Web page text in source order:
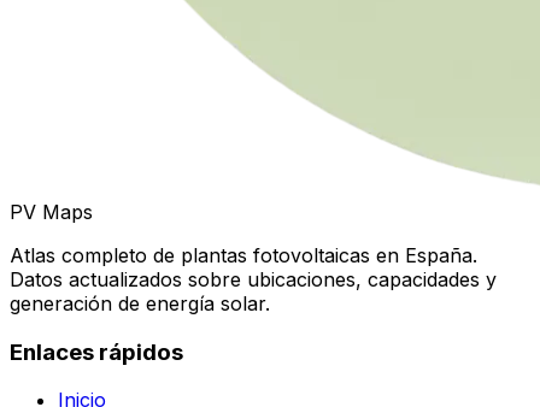
PV Maps
Atlas completo de plantas fotovoltaicas en España.
Datos actualizados sobre ubicaciones, capacidades y
generación de energía solar.
Enlaces rápidos
Inicio